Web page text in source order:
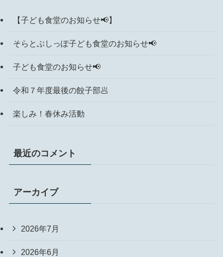
【子ども食堂のお知らせ📢】
そらとぶしっぽ子ども食堂のお知らせ📢
子ども食堂のお知らせ📢
令和７年度最後の餃子部🥟
楽しみ！春休み活動
最近のコメント
アーカイブ
2026年7月
2026年6月